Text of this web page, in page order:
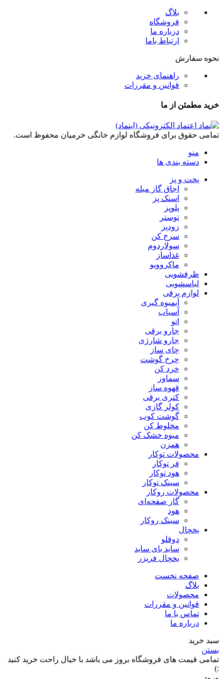
بلاگ
فروشگاه
درباره ما
ارتباط باما
نحوه سفارش
راهنمای خرید
قوانین و مقررات
خرید مطمئن از ما
تمامی حقوق برای فروشگاه لوازم خانگی خرمیان محفوظ است.
منو
دسته بندی ها
پخت و پز
اجاق گاز مبله
اسنک پز
پلوپز
توستر
زودپز
سرخ کن
سولاردوم
غذاساز
ماکروویو
ظرفشویی
لباسشویی
لوازم برقی
آبمیوه گیری
آسیاب
اتو
جارو برقی
جارو شارژی
چای ساز
چرخ گوشت
خرد کن
سماور
قهوه ساز
کتری برقی
کولر گازی
گوشت کوب
مخلوط کن
میوه خشک کن
همزن
محصولات توکار
فر توکار
هود توکار
سینک توکار
محصولات روکار
گاز صفحه‌ای
هود
سینک روکار
یخچال
دوقلو
ساید بای ساید
یخچال فریزر
صفحه نخست
بلاگ
محصولات
قوانین و مقررات
تماس با ما
درباره ما
سبد خرید
بستن
تمامی قیمت های فروشگاه بروز می باشد با خیال راحت خرید کنید
:)